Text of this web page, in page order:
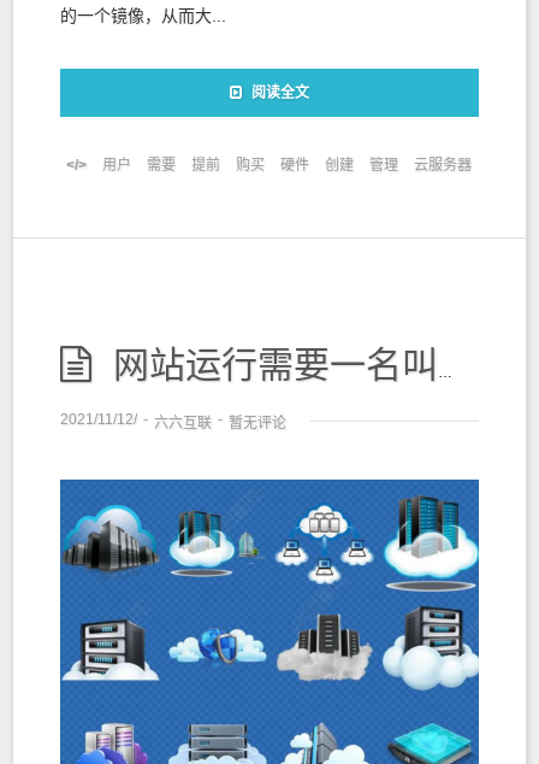
的一个镜像，从而大...
阅读全文
用户 需要 提前 购买 硬件 创建 管理 云服务器
网站运行需要一名叫多网域的服务
2021/11/12/ - 六六互联 - 暂无评论